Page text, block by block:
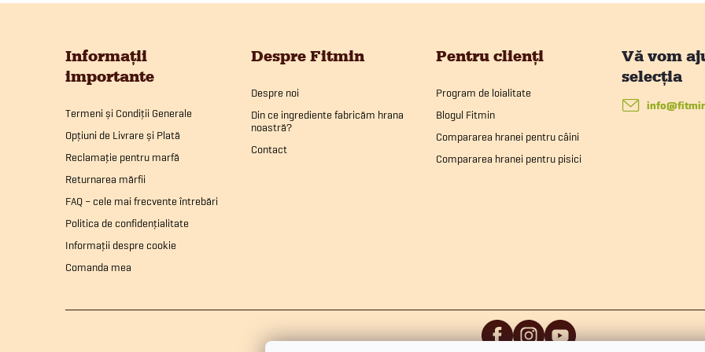
o
u
l
l
i
s
ă
Informații
importante
Termeni și Condiții Generale
Opțiuni de Livrare și Plată
Reclamație pentru marfă
Returnarea mărfii
FAQ – cele mai frecvente întrebări
Politica de confidențialitate
Informații despre cookie
Comanda mea
Despre Fitmin
Despre noi
Din ce ingrediente fabricăm hrana
noastră?
Contact
Pentru clienți
Program de loialitate
Blogul Fitmin
Compararea hranei pentru câini
Compararea hranei pentru pisici
info@